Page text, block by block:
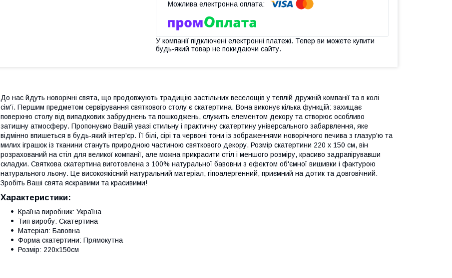
У компанії підключені електронні платежі. Тепер ви можете купити
будь-який товар не покидаючи сайту.
До нас йдуть новорічні свята, що продовжують традицію застільних веселощів у теплій дружній компанії та в колі
сім'ї. Першим предметом сервірування святкового столу є скатертина. Вона виконує кілька функцій: захищає
поверхню столу від випадкових забруднень та пошкоджень, служить елементом декору та створює особливо
затишну атмосферу. Пропонуємо Вашій увазі стильну і практичну скатертину універсального забарвлення, яке
відмінно впишеться в будь-який інтер'єр. Її білі, сірі та червоні тони із зображеннями новорічного печива з глазур'ю та
милих іграшок із тканини стануть природною частиною святкового декору. Розмір скатертини 220 х 150 см, він
розрахований на стіл для великої компанії, але можна прикрасити стіл і меншого розміру, красиво задрапірувавши
складки. Святкова скатертина виготовлена з 100% натуральної бавовни з ефектом об'ємної вишивки і фактурою
натурального льону. Це високоякісний натуральний матеріал, гіпоалергенний, приємний на дотик та довговічний.
Зробіть Ваші свята яскравими та красивими!
Характеристики:
Країна виробник: Україна
Тип виробу: Скатертина
Матеріал: Бавовна
Форма скатертини: Прямокутна
Розмір: 220х150см